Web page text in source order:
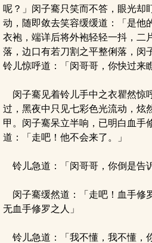
呢？」闵子騫只笑而不答，眼光却
动，随即敛去笑容缓缓道：「是他
衣袍，端详后将外袍轻轻一抖，二
落，边口有若刀割之平整俐落，闵
铃儿惊呼道：「闵哥哥，你快过来
闵子騫见着铃儿手中之衣瞿然惊
过，黑夜中只见七彩色光流动，炫
甲。闵子騫呆立半响，已明白血手
道：「走吧！他不会来了。」
铃儿急道：「闵哥哥，你倒是告
闵子騫缓然道：「走吧！血手修
无血手修罗之人」
铃儿急道：「我不懂，我不懂，